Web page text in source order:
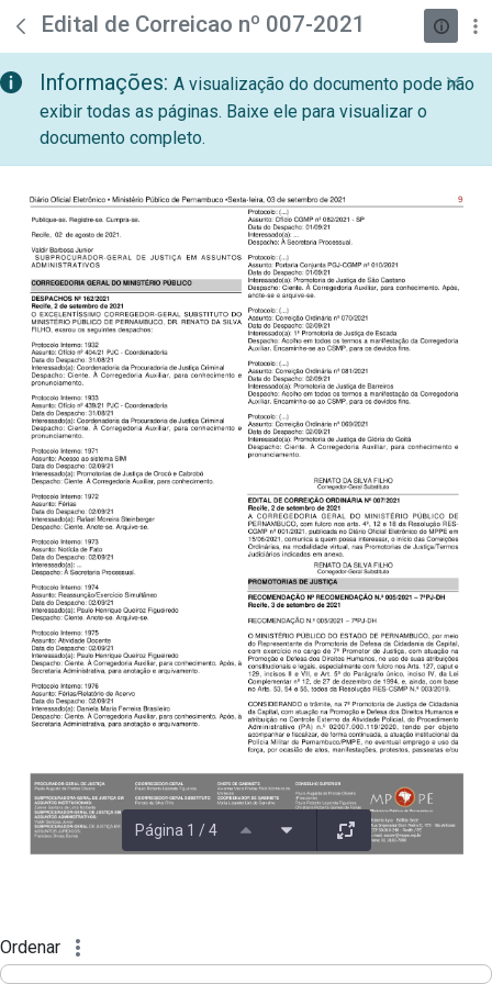
Pular para o Conteúdo principal
teste descricao
Edital de Correicao nº 007-2021
Informações: A visualização do documento pode não
exibir todas as páginas. Baixe ele para visualizar o
documento completo.
Página 1 / 4
Ordenar